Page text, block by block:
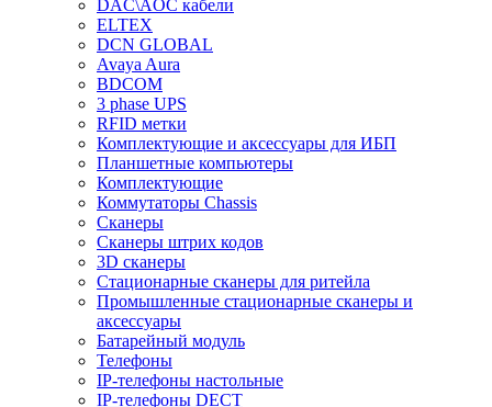
DAC\AOC кабели
ELTEX
DCN GLOBAL
Avaya Aura
BDCOM
3 phase UPS
RFID метки
Комплектующие и аксессуары для ИБП
Планшетные компьютеры
Комплектующие
Коммутаторы Chassis
Сканеры
Сканеры штрих кодов
3D сканеры
Стационарные сканеры для ритейла
Промышленные стационарные сканеры и
аксессуары
Батарейный модуль
Телефоны
IP-телефоны настольные
IP-телефоны DECT